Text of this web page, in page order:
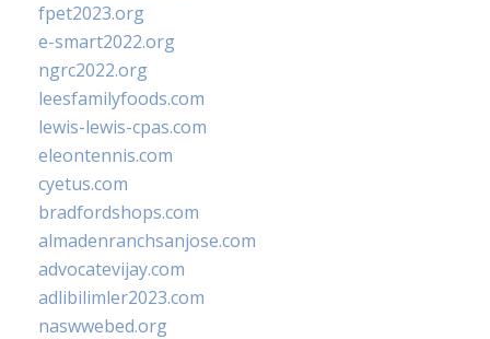
fpet2023.org
e-smart2022.org
ngrc2022.org
leesfamilyfoods.com
lewis-lewis-cpas.com
eleontennis.com
cyetus.com
bradfordshops.com
almadenranchsanjose.com
advocatevijay.com
adlibilimler2023.com
naswwebed.org